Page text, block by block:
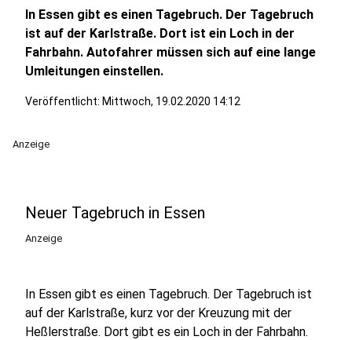
In Essen gibt es einen Tagebruch. Der Tagebruch
ist auf der Karlstraße. Dort ist ein Loch in der
Fahrbahn. Autofahrer müssen sich auf eine lange
Umleitungen einstellen.
Veröffentlicht: Mittwoch, 19.02.2020 14:12
Anzeige
Neuer Tagebruch in Essen
Anzeige
In Essen gibt es einen Tagebruch. Der Tagebruch ist
auf der Karlstraße, kurz vor der Kreuzung mit der
Heßlerstraße. Dort gibt es ein Loch in der Fahrbahn.